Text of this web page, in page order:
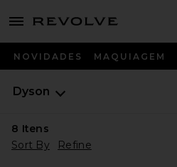
menu - shows more content
NOVIDADES MAQUIAGEM
Dyson
8 Itens
Sort By
Refine